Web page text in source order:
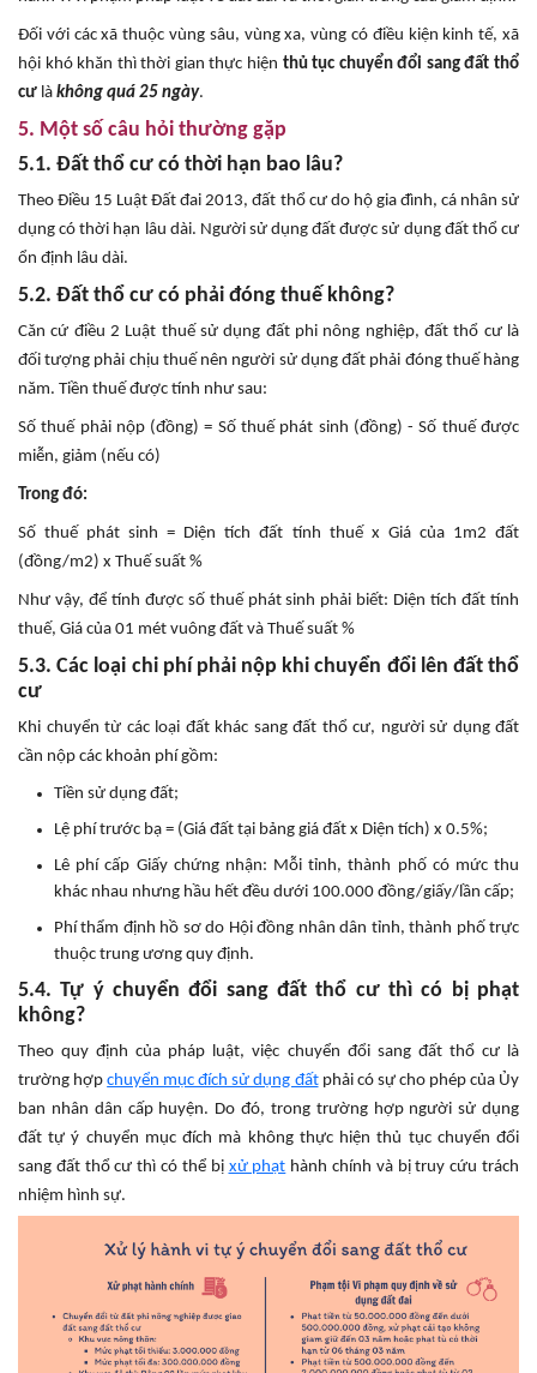
Đối với các xã thuộc vùng sâu, vùng xa, vùng có điều kiện kinh tế, xã
hội khó khăn thì thời gian thực hiện thủ tục chuyển đổi sang đất thổ
cư là không quá 25 ngày.
5. Một số câu hỏi thường gặp
5.1. Đất thổ cư có thời hạn bao lâu?
Theo Điều 15 Luật Đất đai 2013, đất thổ cư do hộ gia đình, cá nhân sử
dụng có thời hạn lâu dài. Người sử dụng đất được sử dụng đất thổ cư
ổn định lâu dài.
5.2. Đất thổ cư có phải đóng thuế không?
Căn cứ điều 2 Luật thuế sử dụng đất phi nông nghiệp, đất thổ cư là
đối tượng phải chịu thuế nên người sử dụng đất phải đóng thuế hàng
năm. Tiền thuế được tính như sau:
Số thuế phải nộp (đồng) = Số thuế phát sinh (đồng) - Số thuế được
miễn, giảm (nếu có)
Trong đó:
Số thuế phát sinh = Diện tích đất tính thuế x Giá của 1m2 đất
(đồng/m2) x Thuế suất %
Như vậy, để tính được số thuế phát sinh phải biết: Diện tích đất tính
thuế, Giá của 01 mét vuông đất và Thuế suất %
5.3. Các loại chi phí phải nộp khi chuyển đổi lên đất thổ
cư
Khi chuyển từ các loại đất khác sang đất thổ cư, người sử dụng đất
cần nộp các khoản phí gồm:
Tiền sử dụng đất;
Lệ phí trước bạ = (Giá đất tại bảng giá đất x Diện tích) x 0.5%;
Lê phí cấp Giấy chứng nhận: Mỗi tỉnh, thành phố có mức thu
khác nhau nhưng hầu hết đều dưới 100.000 đồng/giấy/lần cấp;
Phí thẩm định hồ sơ do Hội đồng nhân dân tỉnh, thành phố trực
thuộc trung ương quy định.
5.4. Tự ý chuyển đổi sang đất thổ cư thì có bị phạt
không?
Theo quy định của pháp luật, việc chuyển đổi sang đất thổ cư là
trường hợpchuyển mục đích sử dụng đấtphải có sự cho phép của Ủy
ban nhân dân cấp huyện. Do đó, trong trường hợp người sử dụng
đất tự ý chuyển mục đích mà không thực hiện thủ tục chuyển đổi
sang đất thổ cư thì có thể bị xử phạt hành chính và bị truy cứu trách
nhiệm hình sự.